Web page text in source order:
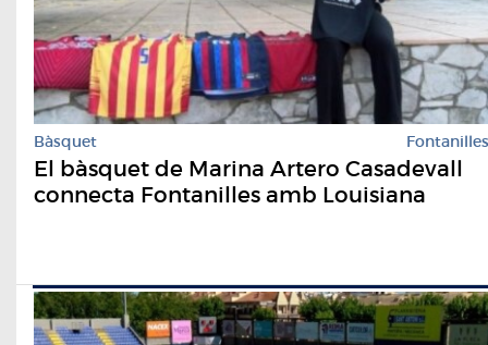
Bàsquet Fontanilles
El bàsquet de Marina Artero Casadevall
connecta Fontanilles amb Louisiana